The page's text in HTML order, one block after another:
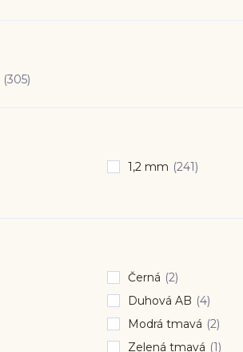
(305)
1,2 mm (241)
Černá (2)
Duhová AB (4)
Modrá tmavá (2)
Zelená tmavá (1)